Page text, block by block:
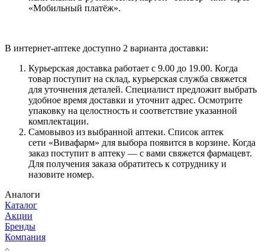
«Мобильный платёж».
В интернет-аптеке доступно 2 варианта доставки:
Курьерская доставка работает с 9.00 до 19.00. Когда
товар поступит на склад, курьерская служба свяжется
для уточнения деталей. Специалист предложит выбрать
удобное время доставки и уточнит адрес. Осмотрите
упаковку на целостность и соответствие указанной
комплектации.
Самовывоз из выбранной аптеки. Список аптек
сети «Вивафарм» для выбора появится в корзине. Когда
заказ поступит в аптеку — с вами свяжется фармацевт.
Для получения заказа обратитесь к сотруднику и
назовите номер.
Аналоги
Каталог
Акции
Бренды
Компания